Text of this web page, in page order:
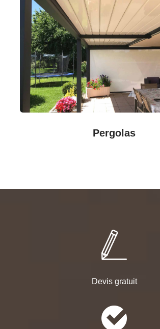
Pergolas
Devis gratuit